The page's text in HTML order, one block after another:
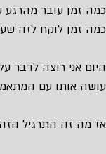
כמה זמן עובר
כמה זמן לוקח לזה
היום אני רוצה לדבר
עושה אותו עם
אז מה זה התרגיל